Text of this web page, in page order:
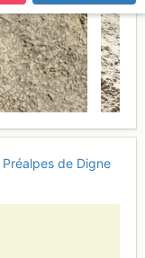
Préalpes de Digne